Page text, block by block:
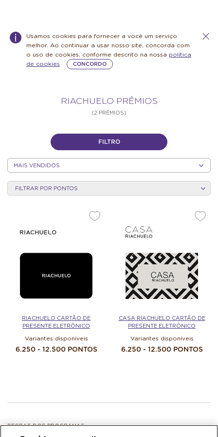
Usamos cookies para fornecer a você um serviço
melhor. Ao continuar a usar nosso site, concorda com
o uso de cookies, conforme descrito na nossa política
de cookies
CONCORDO
Riachuelo
Prêmios
RIACHUELO PRÊMIOS
(2 PRÊMIOS)
FILTRO
CLASSIFICAR
POR
POR
CATEGORIA
FILTRAR POR PONTOS
RIACHUELO CARTÃO DE
PRESENTE ELETRÔNICO
Variantes disponíveis
6.250 - 12.500 PONTOS
CASA RIACHUELO CARTÃO DE
PRESENTE ELETRÔNICO
Variantes disponíveis
6.250 - 12.500 PONTOS
REGRAS DOS PROGRAMAS